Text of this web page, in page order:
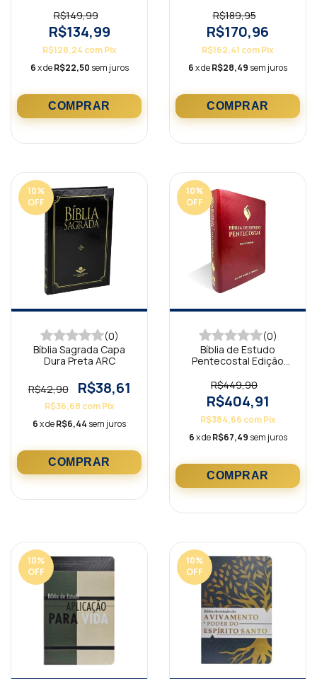
Verde/Branco
R$149,99
R$134,99
R$128,24 com Pix
6x deR$22,50 sem juros
R$189,95
R$170,96
R$162,41 comPix
6x deR$28,49 sem juros
10%
OFF
(0)
Bíblia Sagrada Capa
Dura Preta ARC
R$42,90 R$38,61
R$36,68 com Pix
6x deR$6,44 sem juros
10%
OFF
(0)
Bíblia de Estudo
Pentecostal Edição
R$449,90
R$404,91
R$384,66 com Pix
6x deR$67,49 sem juros
10%
OFF
10%
OFF